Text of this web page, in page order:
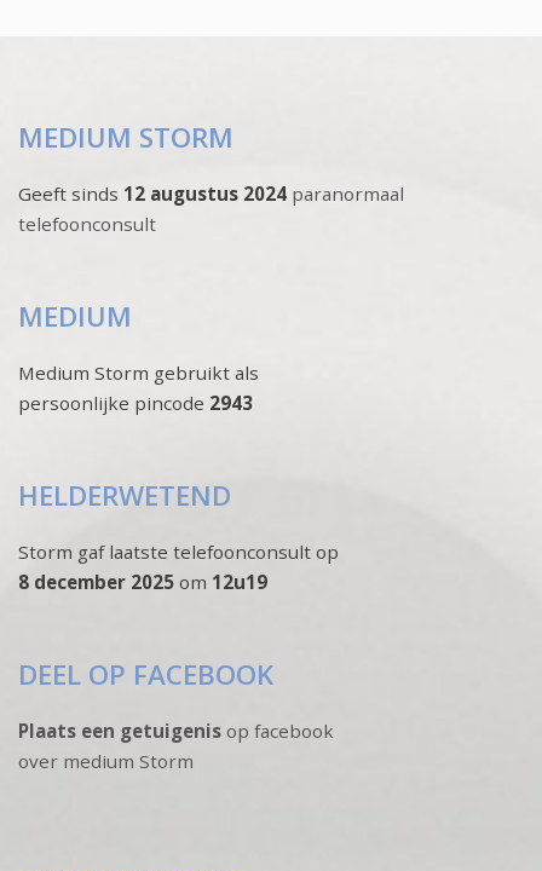
MEDIUM STORM
Geeft sinds 12 augustus 2024 paranormaal
telefoonconsult
MEDIUM
Medium Storm gebruikt als
persoonlijke pincode 2943
HELDERWETEND
Storm gaf laatste telefoonconsult op
8 december 2025 om 12u19
DEEL OP FACEBOOK
Plaats een getuigenis op facebook
over medium Storm